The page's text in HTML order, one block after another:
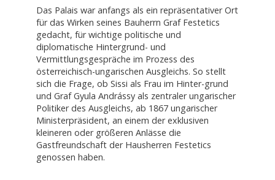
Das Palais war anfangs als ein repräsentativer Ort
für das Wirken seines Bauherrn Graf Festetics
gedacht, für wichtige politische und
diplomatische Hintergrund- und
Vermittlungsgespräche im Prozess des
österreichisch-ungarischen Ausgleichs. So stellt
sich die Frage, ob Sissi als Frau im Hinter-grund
und Graf Gyula Andrássy als zentraler ungarischer
Politiker des Ausgleichs, ab 1867 ungarischer
Ministerpräsident, an einem der exklusiven
kleineren oder größeren Anlässe die
Gastfreundschaft der Hausherren Festetics
genossen haben.